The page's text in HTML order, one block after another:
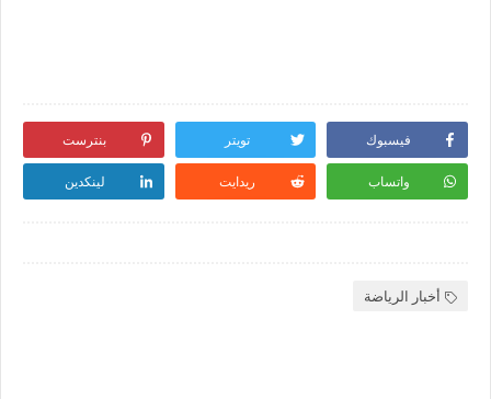
فيسبوك تويتر بنترست
واتساب ريدايت لينكدين
أخبار الرياضة